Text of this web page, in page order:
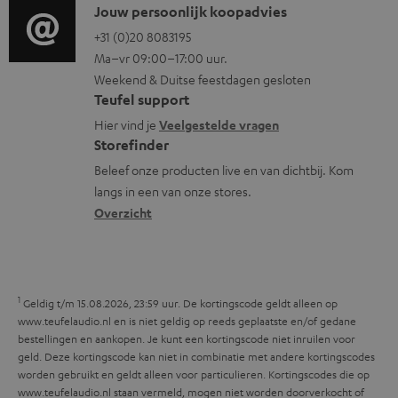
t
e
n
r
m
a
t
i
e
e
i
n
f
o
r
m
a
i
o
g
l
o
s
s
a
r
C
o
n
t
a
c
t
i
n
r
m
a
t
Jouw persoonlijk koopadvies
+31 (0)20 8083195
Ma–vr 09:00–17:00 uur.
Weekend & Duitse feestdagen gesloten
Teufel support
Hier vind je Veelgestelde vragen
Storefinder
Beleef onze producten live en van dichtbij. Kom
langs in een van onze stores.
Overzicht
1 Geldig t/m 15.08.2026, 23:59 uur. De kortingscode geldt alleen op
www.teufelaudio.nl en is niet geldig op reeds geplaatste en/of gedane
bestellingen en aankopen. Je kunt een kortingscode niet inruilen voor
geld. Deze kortingscode kan niet in combinatie met andere kortingscodes
worden gebruikt en geldt alleen voor particulieren. Kortingscodes die op
www.teufelaudio.nl staan vermeld, mogen niet worden doorverkocht of